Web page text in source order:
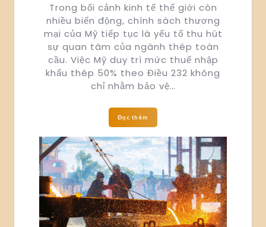
Trong bối cảnh kinh tế thế giới còn
nhiều biến động, chính sách thương
mại của Mỹ tiếp tục là yếu tố thu hút
sự quan tâm của ngành thép toàn
cầu. Việc Mỹ duy trì mức thuế nhập
khẩu thép 50% theo Điều 232 không
chỉ nhằm bảo vệ…
Đọc thêm